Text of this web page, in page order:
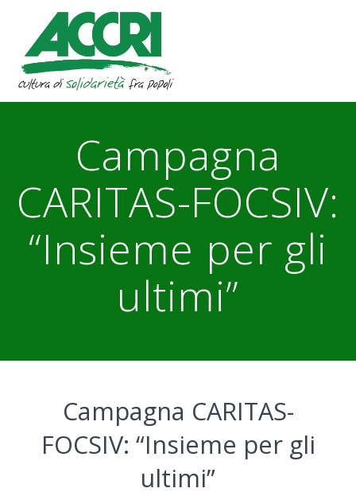
Campagna
CARITAS-FOCSIV:
“Insieme per gli
ultimi”
Campagna CARITAS-
FOCSIV: “Insieme per gli
ultimi”